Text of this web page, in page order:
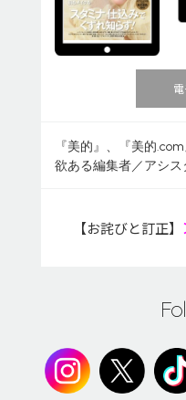
『美的』、『美的
欲ある編集者／アシ
【お詫びと訂正】